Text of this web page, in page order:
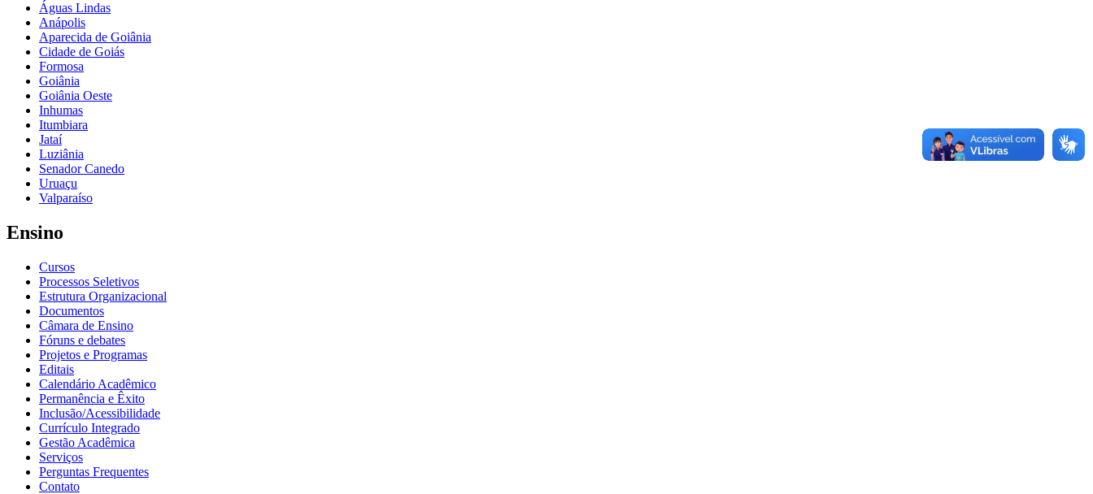
Águas Lindas
Anápolis
Aparecida de Goiânia
Cidade de Goiás
Formosa
Goiânia
Goiânia Oeste
Inhumas
Itumbiara
Jataí
Luziânia
Senador Canedo
Uruaçu
Valparaíso
Ensino
Cursos
Processos Seletivos
Estrutura Organizacional
Documentos
Câmara de Ensino
Fóruns e debates
Projetos e Programas
Editais
Calendário Acadêmico
Permanência e Êxito
Inclusão/Acessibilidade
Currículo Integrado
Gestão Acadêmica
Serviços
Perguntas Frequentes
Contato